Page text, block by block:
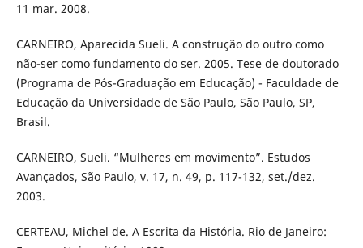
11 mar. 2008.
CARNEIRO, Aparecida Sueli. A construção do outro como
não-ser como fundamento do ser. 2005. Tese de doutorado
(Programa de Pós-Graduação em Educação) - Faculdade de
Educação da Universidade de São Paulo, São Paulo, SP,
Brasil.
CARNEIRO, Sueli. “Mulheres em movimento”. Estudos
Avançados, São Paulo, v. 17, n. 49, p. 117-132, set./dez.
2003.
CERTEAU, Michel de. A Escrita da História. Rio de Janeiro: